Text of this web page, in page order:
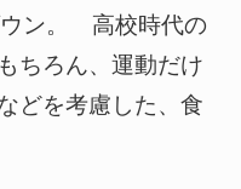
ン。 高校時代の
ちろん、運動だけ
どを考慮した、食